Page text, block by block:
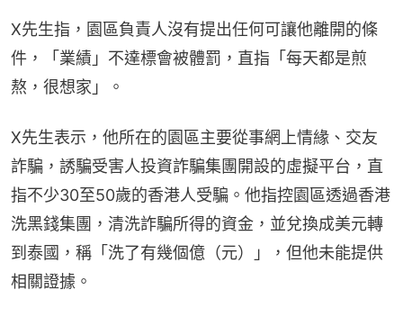
X先生指，園區負責人沒有提出任何可讓他離開的條
件，「業績」不達標會被體罰，直指「每天都是煎
熬，很想家」。
X先生表示，他所在的園區主要從事網上情緣、交友
詐騙，誘騙受害人投資詐騙集團開設的虛擬平台，直
指不少30至50歲的香港人受騙。他指控園區透過香港
洗黑錢集團，清洗詐騙所得的資金，並兌換成美元轉
到泰國，稱「洗了有幾個億（元）」，但他未能提供
相關證據。